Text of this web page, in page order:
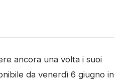
ancora una volta i suoi
da venerdì 6 giugno in